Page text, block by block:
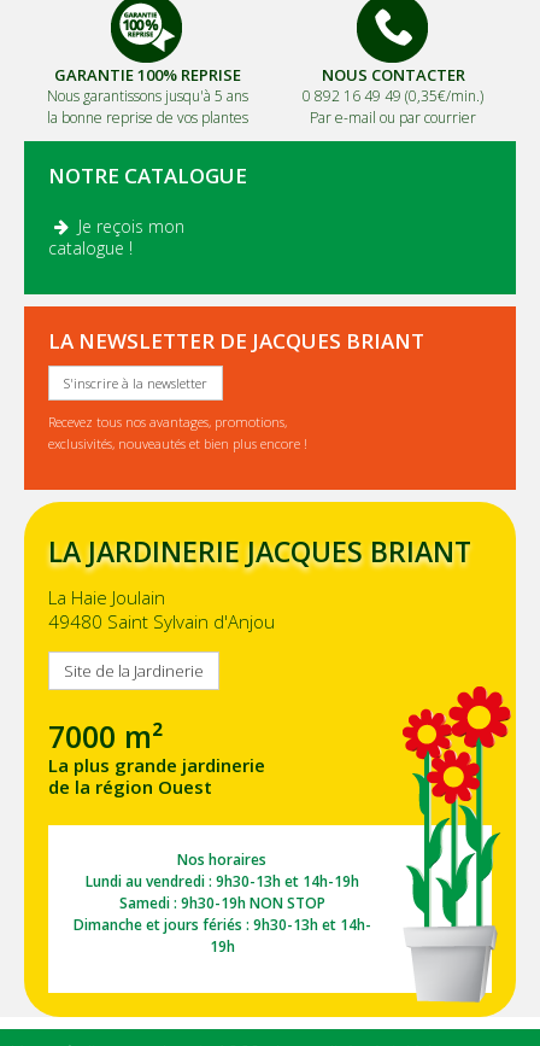
GARANTIE 100% REPRISE
Nous garantissons jusqu'à 5 ans
la bonne reprise de vos plantes
NOUS CONTACTER
0 892 16 49 49 (0,35€/min.)
Par e-mail ou par courrier
NOTRE CATALOGUE
Je reçois mon
catalogue !
LA NEWSLETTER DE JACQUES BRIANT
S'inscrire à la newsletter
Recevez tous nos avantages, promotions,
exclusivités, nouveautés et bien plus encore !
LA JARDINERIE JACQUES BRIANT
La Haie Joulain
49480 Saint Sylvain d'Anjou
Site de la Jardinerie
7000 m²
La plus grande jardinerie
de la région Ouest
Nos horaires
Lundi au vendredi : 9h30-13h et 14h-19h
Samedi : 9h30-19h NON STOP
Dimanche et jours fériés : 9h30-13h et 14h-
19h